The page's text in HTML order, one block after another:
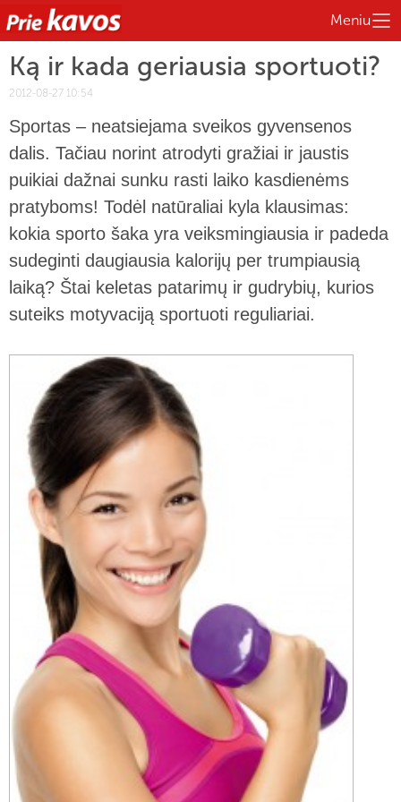
Meniu
Ką ir kada geriausia sportuoti?
2012-08-27 10:54
Sportas – neatsiejama sveikos gyvensenos
dalis. Tačiau norint atrodyti gražiai ir jaustis
puikiai dažnai sunku rasti laiko kasdienėms
pratyboms! Todėl natūraliai kyla klausimas:
kokia sporto šaka yra veiksmingiausia ir padeda
sudeginti daugiausia kalorijų per trumpiausią
laiką? Štai keletas patarimų ir gudrybių, kurios
suteiks motyvaciją sportuoti reguliariai.